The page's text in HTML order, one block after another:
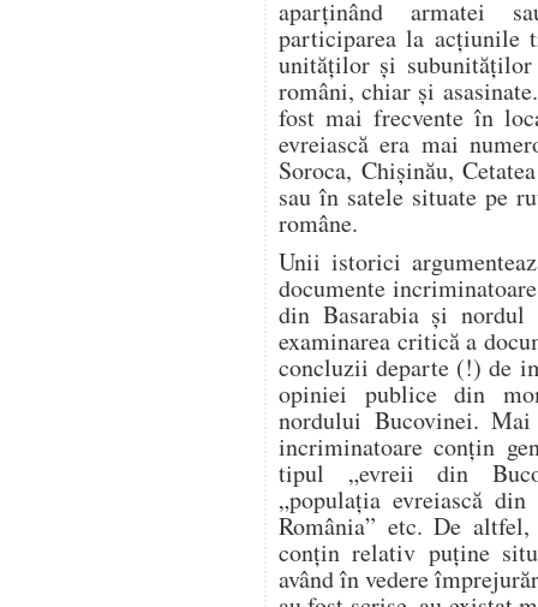
aparținând armatei
participarea la acțiunile
unităților și
români, chiar și
fost mai frecvente în
evreiască era mai
Soroca, Chișinău,
sau în satele situate pe
române.
Unii istorici
documente
din Basarabia și nordul
examinarea critică a
concluzii departe (!) de
opiniei publice din
nordului Bucovinei.
incriminatoare conțin
tipul „evreii din
„populația evreiască
România” etc. De
conțin relativ puține
având în vedere